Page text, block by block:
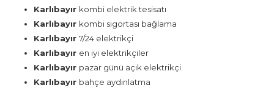
Karlıbayır kombi elektrik tesisatı
Karlıbayır kombi sigortası bağlama
Karlıbayır 7/24 elektrikçi
Karlıbayır en iyi elektrikçiler
Karlıbayır pazar günü açık elektrikçi
Karlıbayır bahçe aydınlatma